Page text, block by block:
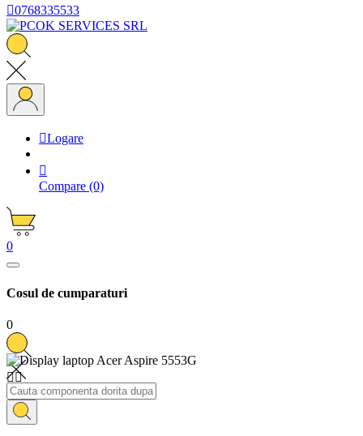
0768335533
Logare

Compare (0)
0
Cosul de cumparaturi
0
